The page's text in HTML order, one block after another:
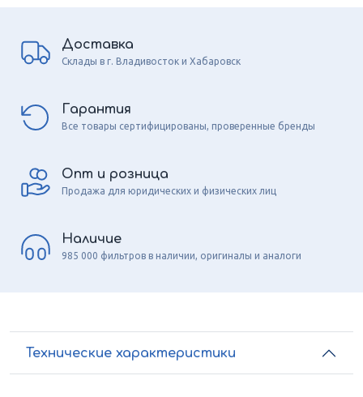
Доставка
Склады в г. Владивосток и Хабаровск
Гарантия
Все товары сертифицированы, проверенные бренды
Опт и розница
Продажа для юридических и физических лиц
Наличие
985 000 фильтров в наличии, оригиналы и аналоги
Технические характеристики